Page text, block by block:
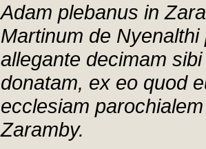
Adam plebanus in
Martinum de
allegante decimam
donatam, ex eo quod
ecclesiam
Zaramby.